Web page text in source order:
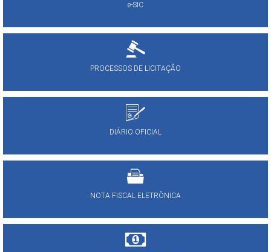
e-SIC
PROCESSOS DE LICITAÇÃO
DIÁRIO OFICIAL
NOTA FISCAL ELETRÔNICA